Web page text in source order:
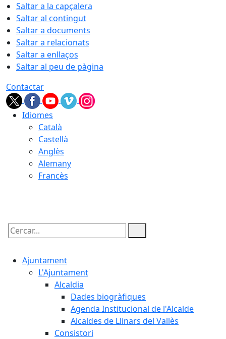
Saltar a la capçalera
Saltar al contingut
Saltar a documents
Saltar a relacionats
Saltar a enllaços
Saltar al peu de pàgina
Contactar
Idiomes
Català
Castellà
Anglès
Alemany
Francès
Cercar:
Ajuntament
L'Ajuntament
Alcaldia
Dades biogràfiques
Agenda Institucional de l'Alcalde
Alcaldes de Llinars del Vallès
Consistori